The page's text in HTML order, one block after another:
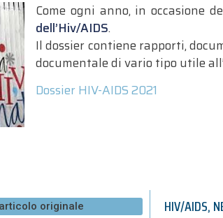
Come ogni anno, in occasione
dell’Hiv/AIDS.
Il dossier contiene rapporti,
documentale di vario tipo utile
Dossier HIV-AIDS 2021
originale HIV/AIDS,